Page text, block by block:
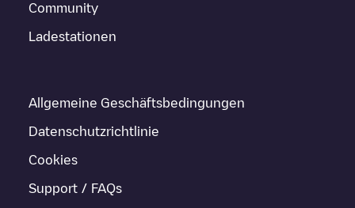
Community
Ladestationen
Allgemeine Geschäftsbedingungen
Datenschutzrichtlinie
Cookies
Support / FAQs